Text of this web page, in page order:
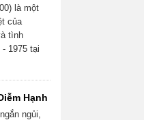
là một
của
tình
- 1975 tại
Hạnh
ngủi,